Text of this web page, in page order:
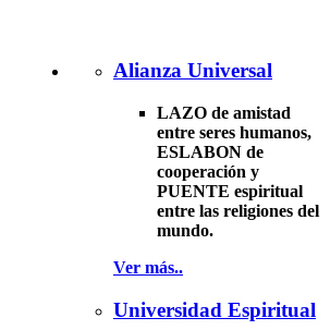
Alianza Universal
LAZO de amistad
entre seres humanos,
ESLABON de
cooperación y
PUENTE espiritual
entre las religiones del
mundo.
Ver más..
Universidad Espiritual